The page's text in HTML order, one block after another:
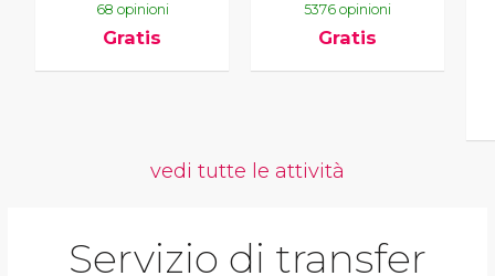
68 opinioni
Gratis
5376 opinioni
Gratis
vedi tutte le attività
Servizio di transfer